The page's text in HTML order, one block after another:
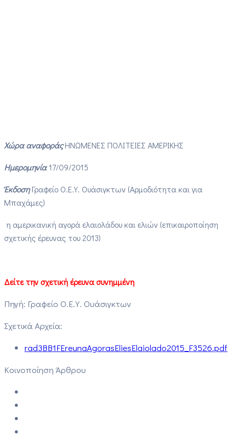
Χώρα αναφοράςΗΝΩΜΕΝΕΣ ΠΟΛΙΤΕΙΕΣ ΑΜΕΡΙΚΗΣ
Ημερομηνία 17/09/2015
ΈκδοσηΓραφείο Ο.Ε.Υ. Ουάσιγκτων (Αρμοδιότητα και για
Μπαχάμες)
η αμερικανική αγορά ελαιολάδου και ελιών (επικαιροποίηση
σχετικής έρευνας του 2013)
Δείτε την σχετική έρευνα συνημμένη
Πηγή: Γραφείο Ο.Ε.Υ. Ουάσιγκτων
Σχετικά Αρχεία:
rad3BB1FEreunaAgorasEliesElaiolado2015_F3526.pdf
Κοινοποίηση Άρθρου